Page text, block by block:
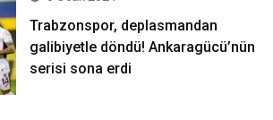
Trabzonspor, deplasmandan
galibiyetle döndü! Ankaragücü’nün
serisi sona erdi